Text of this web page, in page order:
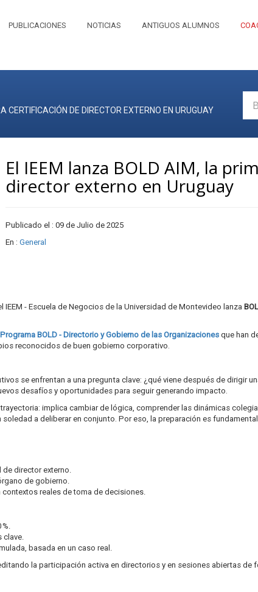
PUBLICACIONES NOTICIAS ANTIGUOS ALUMNOS
CERTIFICACIÓN DE DIRECTOR EXTERNO EN URUGUAY
El IEEM lanza BOLD AIM, la
director externo en Uruguay
Publicado el : 09 de Julio de 2025
En : General
- Escuela de Negocios de la Universidad de Montevideo lanza
Programa BOLD - Directorio y Gobierno de las Organizaciones que han
reconocidos de buen gobierno corporativo.
se enfrentan a una pregunta clave: ¿qué viene después de dirigir
desafíos y oportunidades para seguir generando impacto.
implica cambiar de lógica, comprender las dinámicas
a deliberar en conjunto. Por eso, la preparación es fundamental.
director externo.
de gobierno.
reales de toma de decisiones.
basada en un caso real.
la participación activa en directorios y en sesiones abiertas de